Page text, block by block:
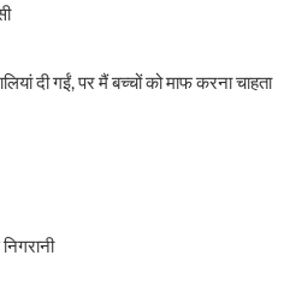
दी गईं, पर मैं बच्चों को माफ करना चाहता